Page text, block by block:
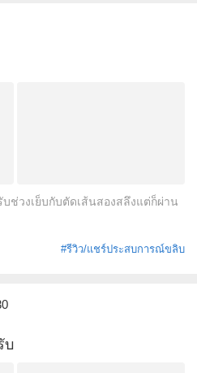
วงเย็บกับตัดเส้นสองสลึงแต่ก็ผ่าน
#รีวิว/แชร์ประสบการณ์ขลิบ
บ